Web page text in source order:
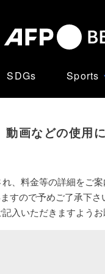
SDGs Sports
動画などの使用
、料金等の詳細をご案
すので予めご了承下さ
入いただきますようお